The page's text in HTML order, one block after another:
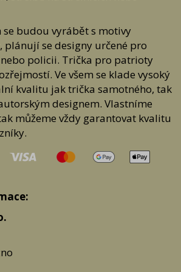
Jak postupovat
mail:info@dumtricek.cz nebo (pro případně
které by nám mohly spadnout do spamu)
info@easypoint.cz
tel. č. 775 568 015 v pracovní době 7:00 - 15:30,
tuto dobu můžete volat na
tel. č. 607 239 898.
domluvíme na následujícím postupu
PRODUKT ZPĚT NA DODACÍ ADRESU.
nebo její kopii a napište text, který se jasně týká
nebo reklamace (případně je také možné si
odstoupení od smlouvy).
zboží kupující zašle nebo předá prodávajícímu
lhůtu 30 dní ode dne vyzvednutí zásilky, ale
o právu na odstoupení od smlouvy
se budou vyrábět s motivy
plánují se designy určené pro
nebo policii. Trička pro patrioty
Ve všem se klade vysoký
kvalitu jak trička samotného, tak
designem. Vlastníme
můžeme vždy garantovat kvalitu